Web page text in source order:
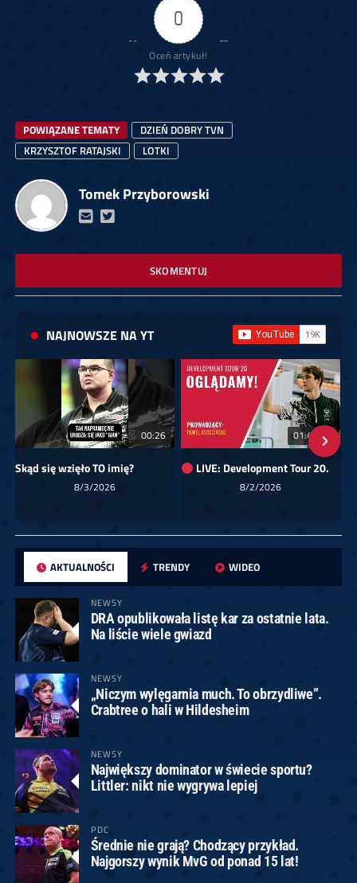
0
Oceń artykuł!
POWIĄZANE TEMATY
DZIEŃ DOBRY TVN
KRZYSZTOF RATAJSKI
LOTKI
Tomek Przyborowski
SKOMENTUJ
NAJNOWSZE NA YT
00:26
Skąd się wzięło TO imię?
8/3/2026
01:40:24
LIVE: Development Tour 20.
8/2/2026
AKTUALNOŚCI TRENDY WIDEO
NEWSY
DRA opublikowała listę kar za ostatnie lata.
Na liście wiele gwiazd
NEWSY
„Niczym wylęgarnia much. To obrzydliwe”.
Crabtree o hali w Hildesheim
NEWSY
Największy dominator w świecie sportu?
Littler: nikt nie wygrywa lepiej
PDC
Średnie nie grają? Chodzący przykład.
Najgorszy wynik MvG od ponad 15 lat!